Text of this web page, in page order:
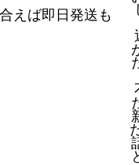
えば即日発送も